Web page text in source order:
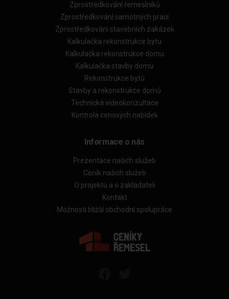
Zprostředkování řemeslníků
Zprostředkování samotných prací
Zprostředkování stavebních zakázek
Kalkulačka rekonstrukce bytu
Kalkulačka rekonstrukce domu
Kalkulačka stavby domu
Rekonstrukce bytů
Stavby a rekonstrukce domů
Technická videokonzultace
Kontrola cenových nabídek
Informace o nás
Prezentace našich služeb
Ceník našich služeb
O projektu a o zakladateli
Kontakt
Možnosti bližší obchodní spolupráce